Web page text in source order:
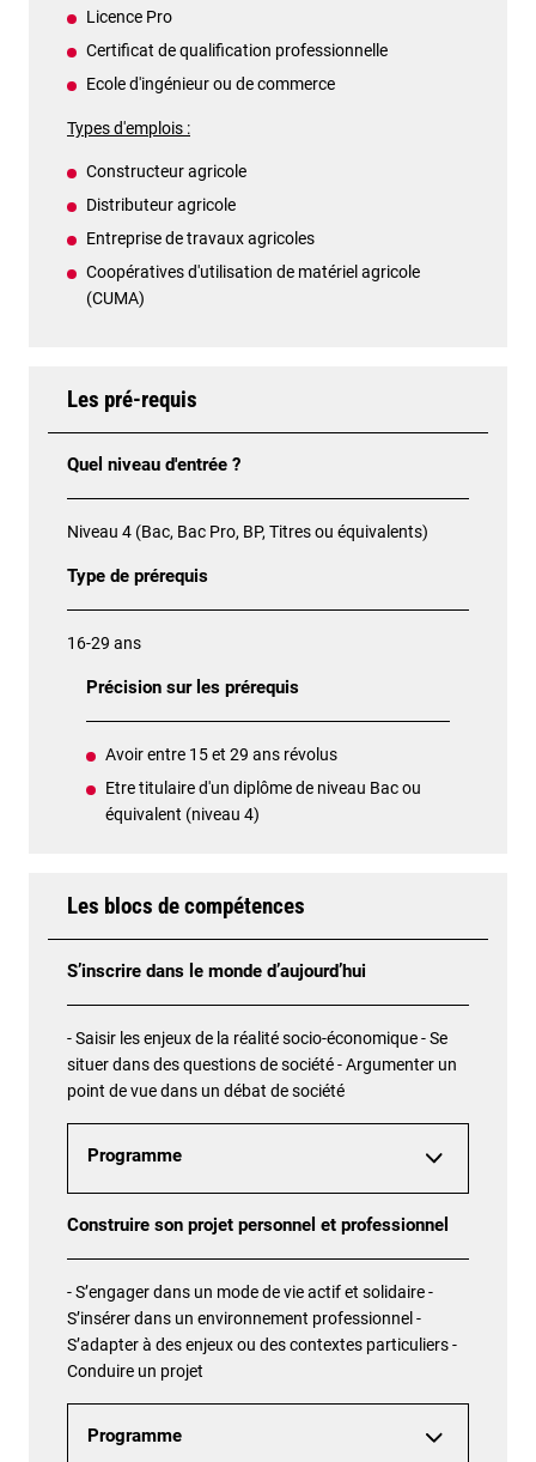
Licence Pro
Certificat de qualification professionnelle
Ecole d'ingénieur ou de commerce
Types d'emplois :
Constructeur agricole
Distributeur agricole
Entreprise de travaux agricoles
Coopératives d'utilisation de matériel agricole
(CUMA)
Les pré-requis
Quel niveau d'entrée ?
Niveau 4 (Bac, Bac Pro, BP, Titres ou équivalents)
Type de prérequis
16-29 ans
Précision sur les prérequis
Avoir entre 15 et 29 ans révolus
Etre titulaire d'un diplôme de niveau Bac ou
équivalent (niveau 4)
Les blocs de compétences
S’inscrire dans le monde d’aujourd’hui
- Saisir les enjeux de la réalité socio-économique - Se
situer dans des questions de société - Argumenter un
point de vue dans un débat de société
Programme
Construire son projet personnel et professionnel
- S’engager dans un mode de vie actif et solidaire -
S’insérer dans un environnement professionnel -
S’adapter à des enjeux ou des contextes particuliers -
Conduire un projet
Programme